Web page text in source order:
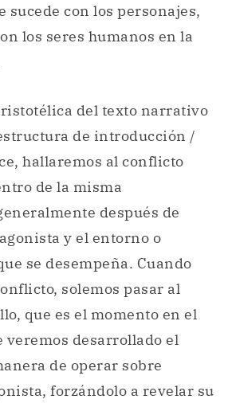
sucede con los personajes,
los seres humanos en la
del texto narrativo
de introducción /
hallaremos al conflicto
de la misma
después de
y el entorno o
se desempeña. Cuando
solemos pasar al
que es el momento en el
veremos desarrollado el
de operar sobre
forzándolo a revelar su